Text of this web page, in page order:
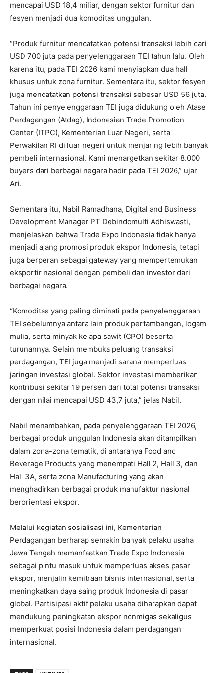
mencapai USD 18,4 miliar, dengan sektor furnitur dan
fesyen menjadi dua komoditas unggulan.
“Produk furnitur mencatatkan potensi transaksi lebih dari
USD 700 juta pada penyelenggaraan TEI tahun lalu. Oleh
karena itu, pada TEI 2026 kami menyiapkan dua hall
khusus untuk zona furnitur. Sementara itu, sektor fesyen
juga mencatatkan potensi transaksi sebesar USD 56 juta.
Tahun ini penyelenggaraan TEI juga didukung oleh Atase
Perdagangan (Atdag), Indonesian Trade Promotion
Center (ITPC), Kementerian Luar Negeri, serta
Perwakilan RI di luar negeri untuk menjaring lebih banyak
pembeli internasional. Kami menargetkan sekitar 8.000
buyers dari berbagai negara hadir pada TEI 2026,” ujar
Ari.
Sementara itu, Nabil Ramadhana, Digital and Business
Development Manager PT Debindomulti Adhiswasti,
menjelaskan bahwa Trade Expo Indonesia tidak hanya
menjadi ajang promosi produk ekspor Indonesia, tetapi
juga berperan sebagai gateway yang mempertemukan
eksportir nasional dengan pembeli dan investor dari
berbagai negara.
“Komoditas yang paling diminati pada penyelenggaraan
TEI sebelumnya antara lain produk pertambangan, logam
mulia, serta minyak kelapa sawit (CPO) beserta
turunannya. Selain membuka peluang transaksi
perdagangan, TEI juga menjadi sarana memperluas
jaringan investasi global. Sektor investasi memberikan
kontribusi sekitar 19 persen dari total potensi transaksi
dengan nilai mencapai USD 43,7 juta,” jelas Nabil.
Nabil menambahkan, pada penyelenggaraan TEI 2026,
berbagai produk unggulan Indonesia akan ditampilkan
dalam zona-zona tematik, di antaranya Food and
Beverage Products yang menempati Hall 2, Hall 3, dan
Hall 3A, serta zona Manufacturing yang akan
menghadirkan berbagai produk manufaktur nasional
berorientasi ekspor.
Melalui kegiatan sosialisasi ini, Kementerian
Perdagangan berharap semakin banyak pelaku usaha
Jawa Tengah memanfaatkan Trade Expo Indonesia
sebagai pintu masuk untuk memperluas akses pasar
ekspor, menjalin kemitraan bisnis internasional, serta
meningkatkan daya saing produk Indonesia di pasar
global. Partisipasi aktif pelaku usaha diharapkan dapat
mendukung peningkatan ekspor nonmigas sekaligus
memperkuat posisi Indonesia dalam perdagangan
internasional.